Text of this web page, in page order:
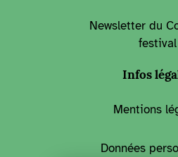
Newsletter du
festival
Infos
Mentions
Données